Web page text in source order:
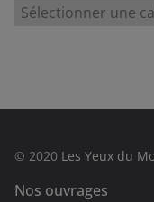
e
© 2020 Les Yeux du
Nos ouvrages